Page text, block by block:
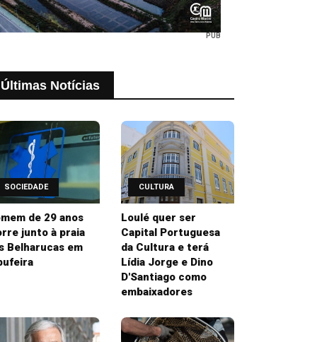
PUB
Últimas Notícias
SOCIEDADE
de 29 anos
junto à praia
Belharucas em
CULTURA
Loulé quer ser
Capital Portuguesa
da Cultura e terá
Lídia Jorge e Dino
D'Santiago como
embaixadores